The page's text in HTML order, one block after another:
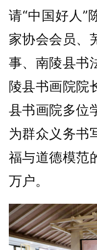
请“中国好人”
家协会会员、
事、南陵县书
陵县书画院院
县书画院多位
为群众义务书
福与道德模范
万户。